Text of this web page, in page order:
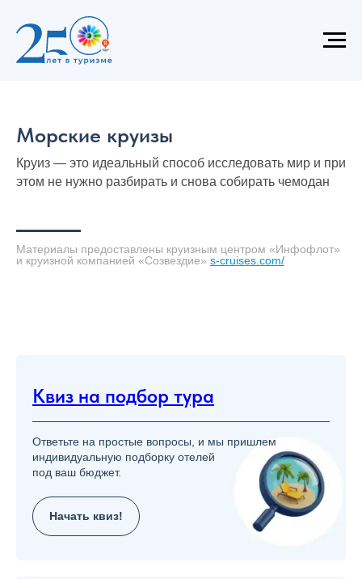
Морские круизы
Круиз — это идеальный способ исследовать мир и при
этом не нужно разбирать и снова собирать чемодан
Материалы предоставлены круизным центром «Инфофлот»
и круизной компанией «Созвездие» s-cruises.com/
Квиз на подбор тура
Ответьте на простые вопросы, и мы пришлем
индивидуальную подборку отелей
под ваш бюджет.
Начать квиз!